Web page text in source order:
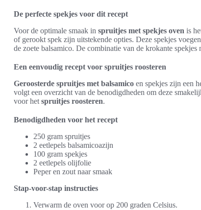
De perfecte spekjes voor dit recept
Voor de optimale smaak in spruitjes met spekjes oven is
of gerookt spek zijn uitstekende opties. Deze spekjes
de zoete balsamico. De combinatie van de krokante
Een eenvoudig recept voor spruitjes roosteren
Geroosterde spruitjes met balsamico en spekjes zijn een
volgt een overzicht van de benodigdheden om deze
voor het spruitjes roosteren.
Benodigdheden voor het recept
250 gram spruitjes
2 eetlepels balsamicoazijn
100 gram spekjes
2 eetlepels olijfolie
Peper en zout naar smaak
Stap-voor-stap instructies
Verwarm de oven voor op 200 graden Celsius.